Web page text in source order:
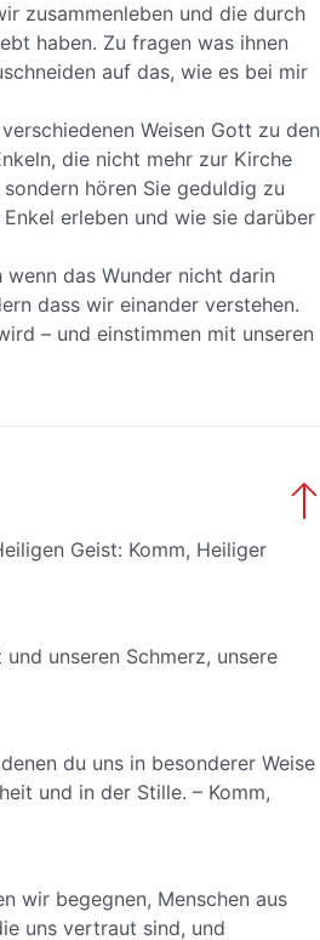
zusammenleben und die durch
haben. Zu fragen was ihnen
auf das, wie es bei mir
Weisen Gott zu den
die nicht mehr zur Kirche
hören Sie geduldig zu
erleben und wie sie darüber
das Wunder nicht darin
dass wir einander verstehen.
– und einstimmen mit unseren
Geist: Komm, Heiliger
unseren Schmerz, unsere
du uns in besonderer Weise
und in der Stille. – Komm,
wir begegnen, Menschen aus
uns vertraut sind, und